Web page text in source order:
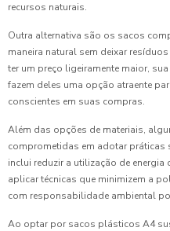
recursos naturais.
Outra alternativa são os sacos
maneira natural sem deixar
ter um preço ligeiramente maior,
fazem deles uma opção atraente
conscientes em suas compras.
Além das opções de materiais,
comprometidas em adotar práticas
inclui reduzir a utilização de
aplicar técnicas que minimizem a
com responsabilidade ambiental
Ao optar por sacos plásticos A4